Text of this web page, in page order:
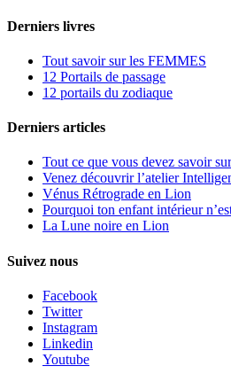
Derniers livres
Tout savoir sur les FEMMES
12 Portails de passage
12 portails du zodiaque
Derniers articles
Tout ce que vous devez savoir
Venez découvrir l’atelier
Vénus Rétrograde en Lion
Pourquoi ton enfant intérieur
La Lune noire en Lion
Suivez nous
Facebook
Twitter
Instagram
Linkedin
Youtube